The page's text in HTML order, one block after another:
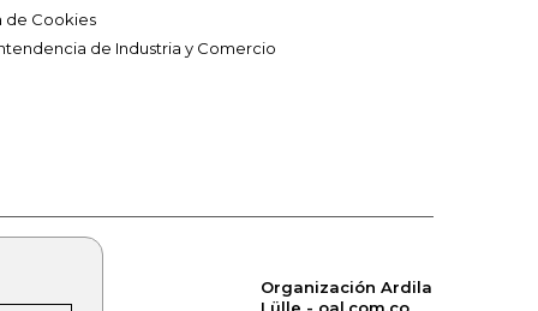
de Cookies
de Industria y Comercio
Organización Ardila